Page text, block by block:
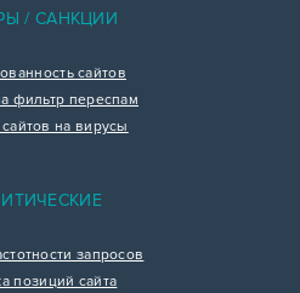
/ САНКЦИИ
сайтов
фильтр переспам
на вирусы
запросов
позиций сайта